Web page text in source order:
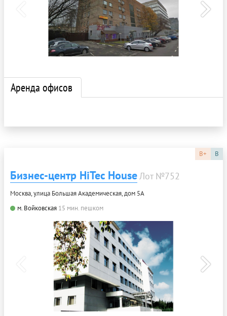
Аренда офисов
B+ B
Бизнес-центр HiTec HouseЛот №752
Москва, улица Большая Академическая, дом 5А
м. Войковская 15 мин. пешком